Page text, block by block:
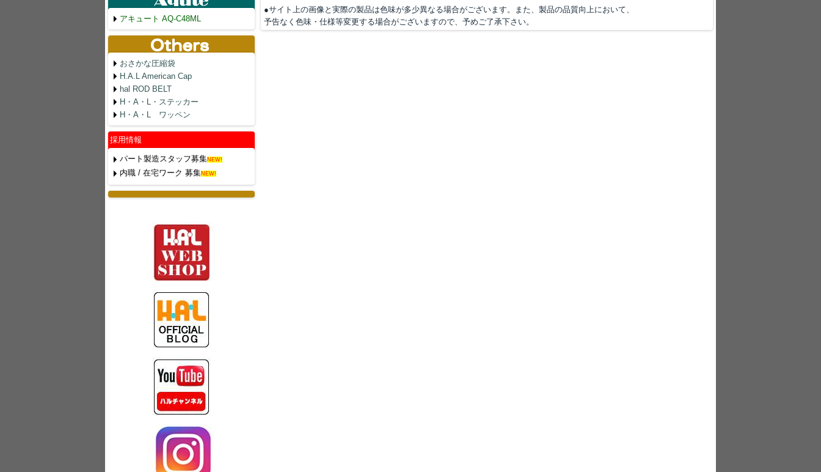
●サイト上の画像と実際の製品は色味が多少異なる場合がございます。また、製品の品質向上において、
予告なく色味・仕様等変更する場合がございますので、予めご了承下さい。
アキュート AQ-C48ML
おさかな圧縮袋
H.A.L American Cap
hal ROD BELT
H・A・L・ステッカー
H・A・L ワッペン
採用情報
パート製造スタッフ募集NEW!
内職 / 在宅ワーク 募集NEW!